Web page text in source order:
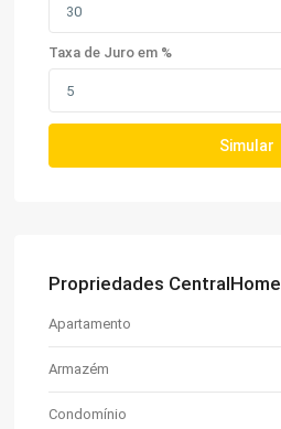
Taxa de Juro em %
Simular
Propriedades CentralHome
Apartamento
Armazém
Condomínio